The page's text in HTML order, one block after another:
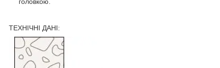
ТЕХНІЧНІ ДАНІ: